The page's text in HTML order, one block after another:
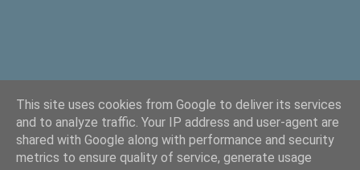
This site uses cookies from Google to deliver its services
and to analyze traffic. Your IP address and user-agent are
shared with Google along with performance and security
metrics to ensure quality of service, generate usage